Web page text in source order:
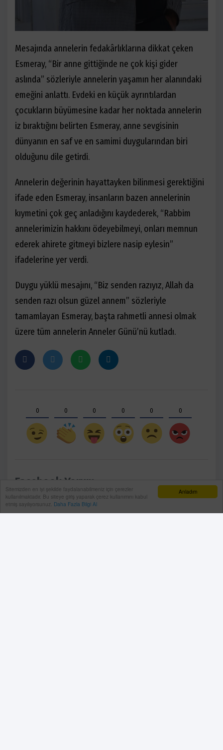
Anladım
Sitemizden en iyi şekilde faydalanabilmeniz için çerezler
kullanılmaktadır. Bu siteye giriş yaparak çerez kullanımını kabul
etmiş sayılıyorsunuz. Daha Fazla Bilgi Al
Mesajında annelerin fedakârlıklarına dikkat çeken
Esmeray, “Bir anne gittiğinde ne çok kişi gider
aslında” sözleriyle annelerin yaşamın her alanındaki
emeğini anlattı. Evdeki en küçük ayrıntılardan
çocukların büyümesine kadar her noktada annelerin
iz bıraktığını belirten Esmeray, anne sevgisinin
dünyanın en saf ve en samimi duygularından biri
olduğunu dile getirdi.
Annelerin değerinin hayattayken bilinmesi gerektiğini
ifade eden Esmeray, insanların bazen annelerinin
kıymetini çok geç anladığını kaydederek, “Rabbim
annelerimizin hakkını ödeyebilmeyi, onları memnun
ederek ahirete gitmeyi bizlere nasip eylesin”
ifadelerine yer verdi.
Duygu yüklü mesajını, “Biz senden razıyız, Allah da
senden razı olsun güzel annem” sözleriyle
tamamlayan Esmeray, başta rahmetli annesi olmak
üzere tüm annelerin Anneler Günü’nü kutladı.
0 0 0 0 0 0
Facebook Yorum
Yorum Yazın